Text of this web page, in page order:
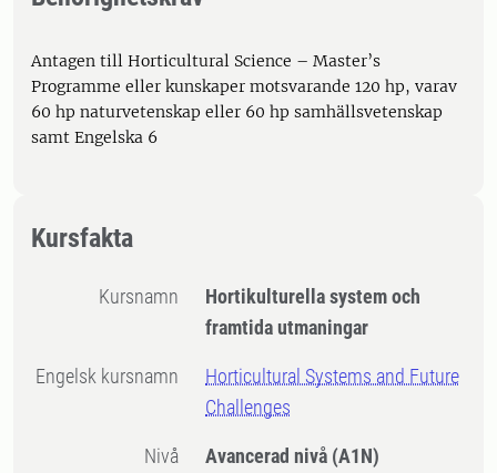
Antagen till Horticultural Science – Master’s
Programme eller kunskaper motsvarande 120 hp, varav
60 hp naturvetenskap eller 60 hp samhällsvetenskap
samt Engelska 6
Kursfakta
Kursnamn
Hortikulturella system och
framtida utmaningar
Engelsk kursnamn
Horticultural Systems and Future
Challenges
Nivå Avancerad nivå (A1N)